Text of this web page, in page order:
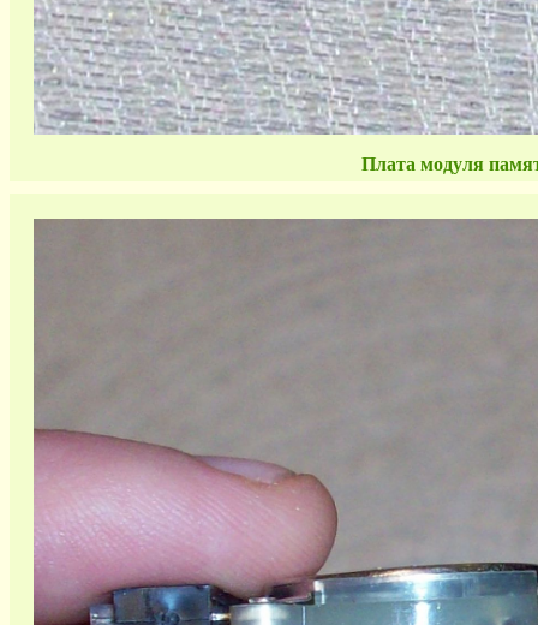
Плата модуля